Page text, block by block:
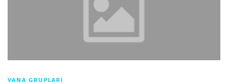
VANA GRUPLARI